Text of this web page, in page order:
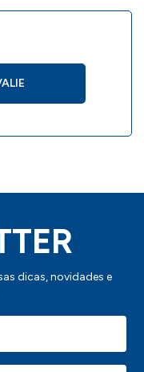
dicas, novidades e